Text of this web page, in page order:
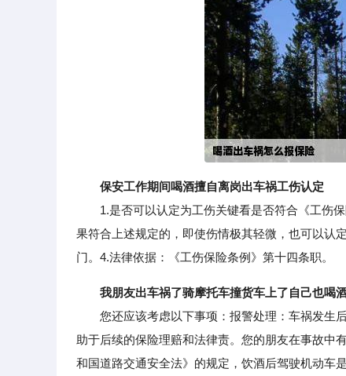
保安工作期间喝酒擅自离岗出车祸工伤认定
1.是否可以认定为工伤关键看是否符合《工伤保
果符合上述规定的，即使伤情极其轻微，也可以认
门。4.法律依据：《工伤保险条例》第十四条职。
我朋友出车祸了骑摩托车撞货车上了自己也喝
您还应该考虑以下事项：报警处理：车祸发生后
助于后续的保险理赔和法律责。您的朋友在事故中
和国道路交通安全法》的规定，饮酒后驾驶机动车是